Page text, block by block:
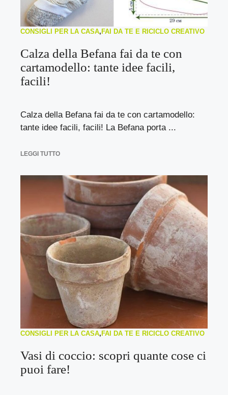
CONSIGLI PER LA CASA,FAI DA TE E RICICLO CREATIVO
Calza della Befana fai da te con
cartamodello: tante idee facili,
facili!
Calza della Befana fai da te con cartamodello:
tante idee facili, facili! La Befana porta ...
LEGGI TUTTO
CONSIGLI PER LA CASA, FAI DA TE E RICICLO CREATIVO
Vasi di coccio: scopri quante cose ci
puoi fare!